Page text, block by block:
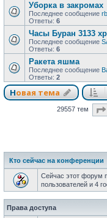
Уборка в закромах
Последнее сообщение
Ответы: 6
Часы Буран 3133
Последнее сообщение
Ответы: 6
Ракета яшма
Последнее сообщение
Ответы: 2
Новая тема
29557 тем
Кто сейчас на конференции
Сейчас этот форум
пользователей и 4
Права доступа